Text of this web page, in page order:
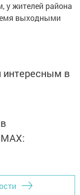
у жителей района
выходными
в